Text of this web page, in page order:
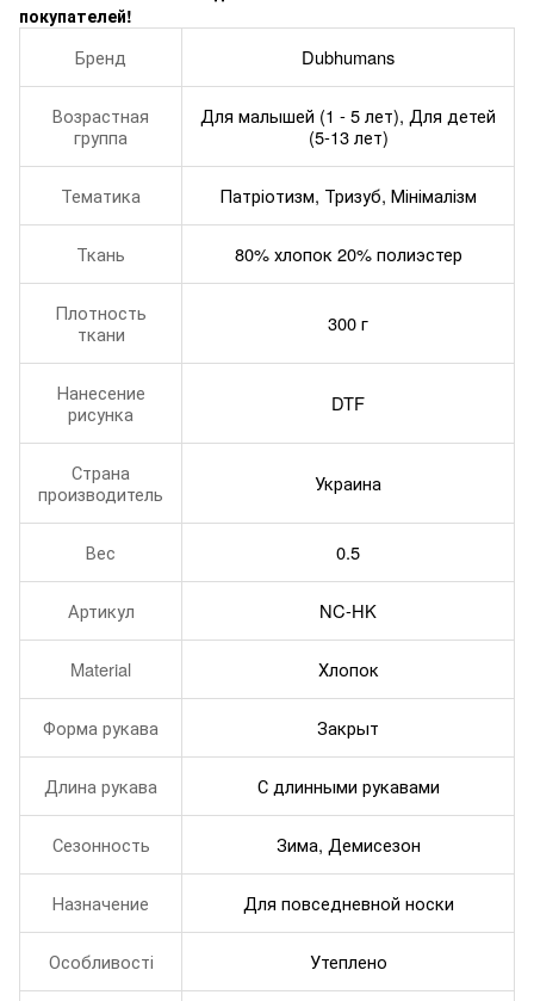
покупателей!
Бренд Dubhumans
Возрастная
группа
Для малышей (1 - 5 лет), Для детей
(5-13 лет)
Тематика Патріотизм, Тризуб, Мінімалізм
Ткань 80% хлопок 20% полиэстер
Плотность
ткани
300 г
Нанесение
рисунка
DTF
Страна
производитель
Украина
Вес 0.5
Артикул NC-HK
Material Хлопок
Форма рукава Закрыт
Длина рукава С длинными рукавами
Сезонность Зима, Демисезон
Назначение Для повседневной носки
Особливості Утеплено